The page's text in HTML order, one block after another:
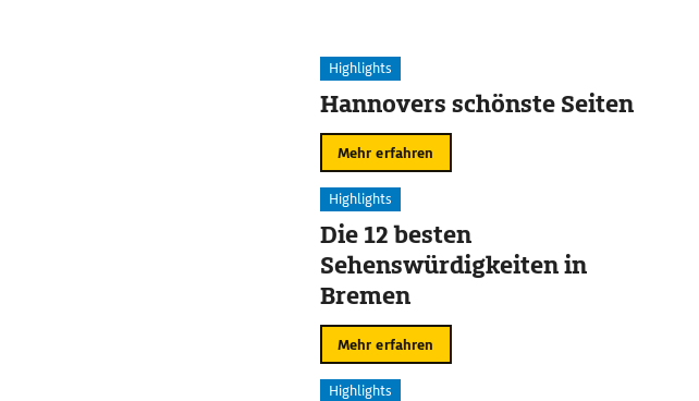
Highlights
Hannovers schönste Seiten
Mehr erfahren
Highlights
Die 12 besten
Sehenswürdigkeiten in
Bremen
Mehr erfahren
Highlights